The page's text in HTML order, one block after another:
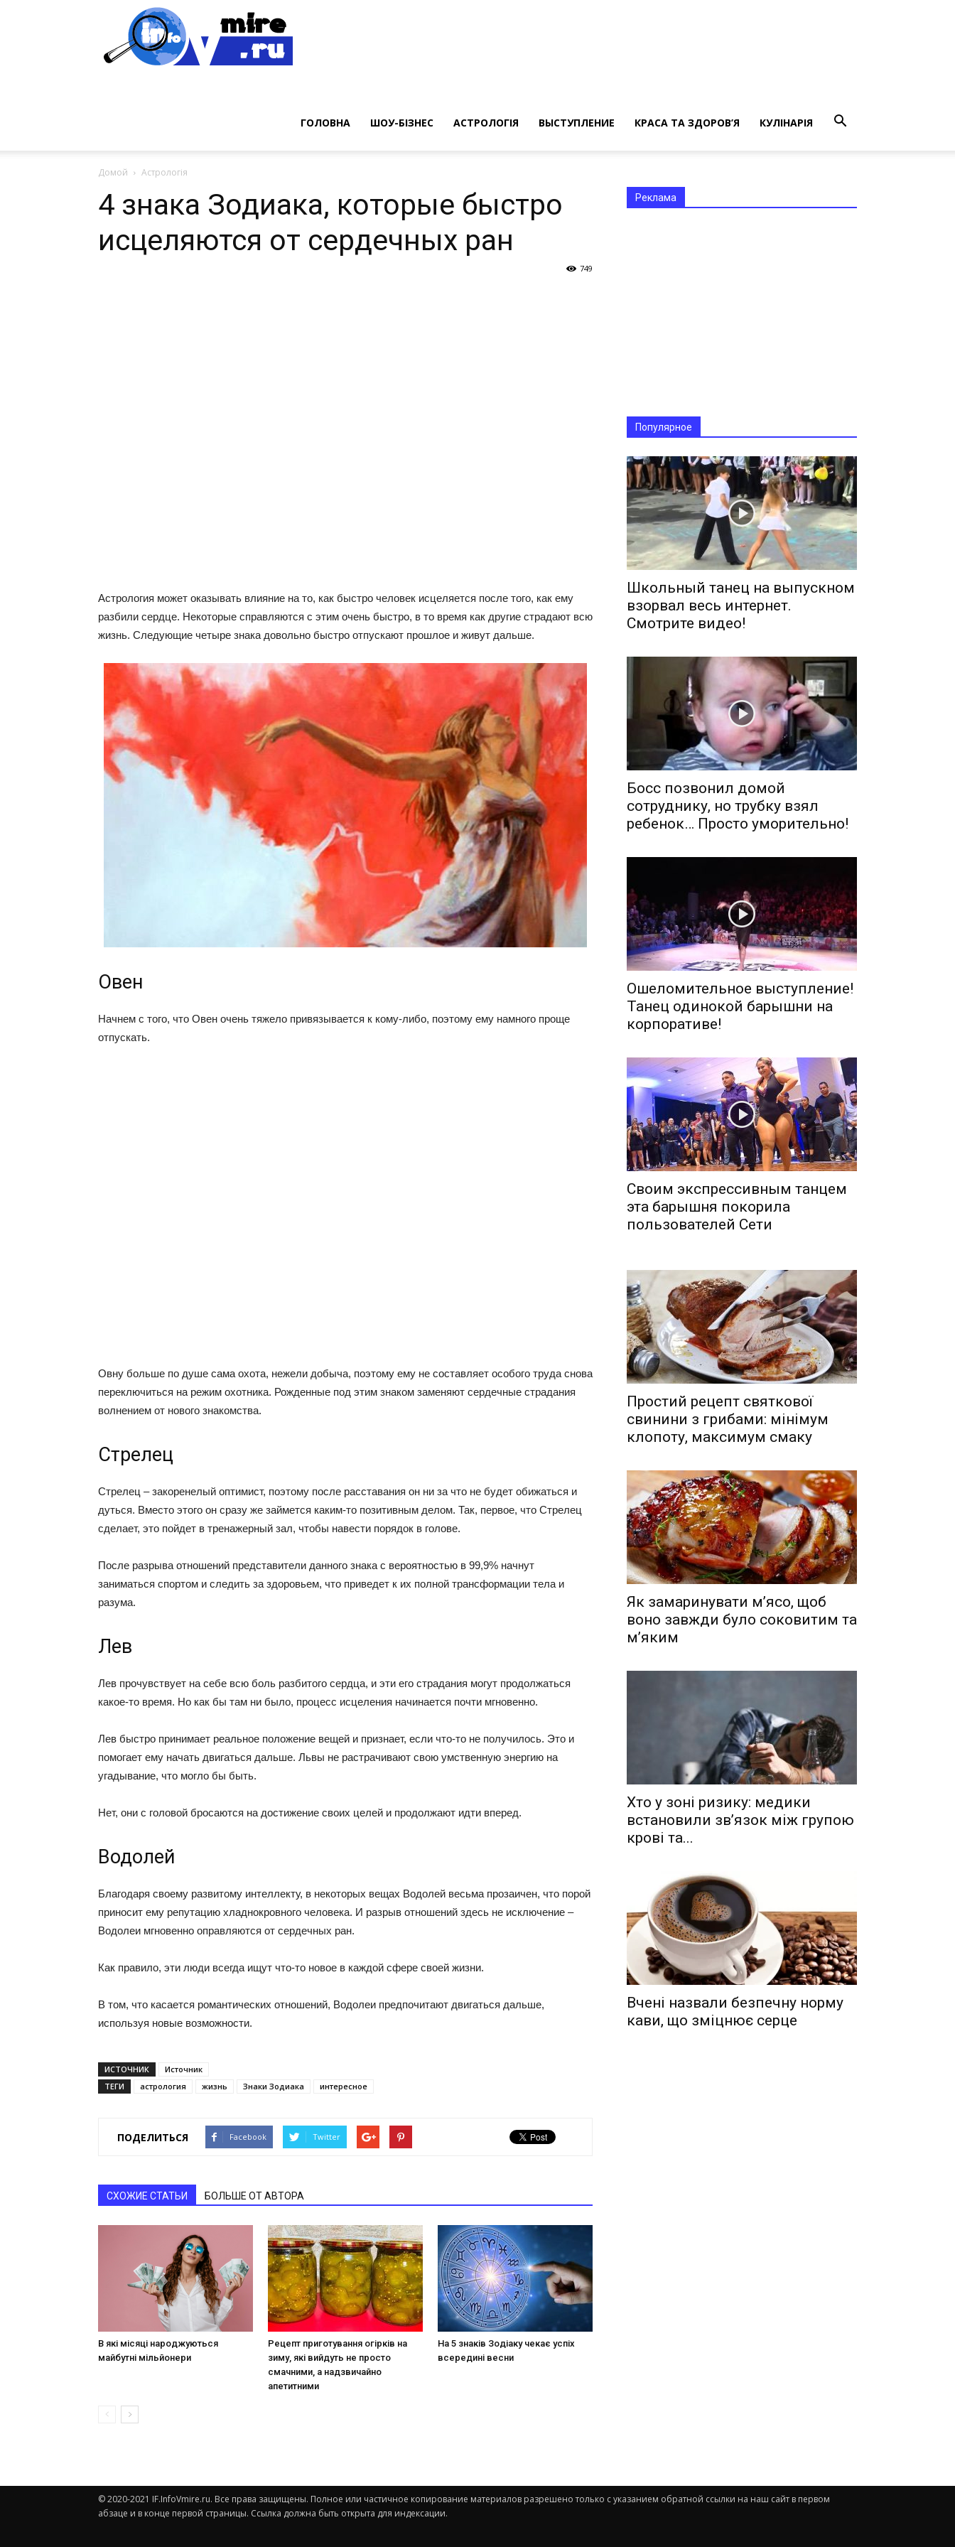
ГОЛОВНА ШОУ-БІЗНЕС АСТРОЛОГІЯ ВЫСТУПЛЕНИЕ КРАСА ТА ЗДОРОВ’Я КУЛІНАРІЯ
Домой Астрологія
4 знака Зодиака, которые быстро
исцеляются от сердечных ран
749
Астрология может оказывать влияние на то, как быстро человек исцеляется после того, как ему
разбили сердце. Некоторые справляются с этим очень быстро, в то время как другие страдают всю
жизнь. Следующие четыре знака довольно быстро отпускают прошлое и живут дальше.
Овен
Начнем с того, что Овен очень тяжело привязывается к кому-либо, поэтому ему намного проще
отпускать.
Овну больше по душе сама охота, нежели добыча, поэтому ему не составляет особого труда снова
переключиться на режим охотника. Рожденные под этим знаком заменяют сердечные страдания
волнением от нового знакомства.
Стрелец
Стрелец – закоренелый оптимист, поэтому после расставания он ни за что не будет обижаться и
дуться. Вместо этого он сразу же займется каким-то позитивным делом. Так, первое, что Стрелец
сделает, это пойдет в тренажерный зал, чтобы навести порядок в голове.
После разрыва отношений представители данного знака с вероятностью в 99,9% начнут
заниматься спортом и следить за здоровьем, что приведет к их полной трансформации тела и
разума.
Лев
Лев прочувствует на себе всю боль разбитого сердца, и эти его страдания могут продолжаться
какое-то время. Но как бы там ни было, процесс исцеления начинается почти мгновенно.
Лев быстро принимает реальное положение вещей и признает, если что-то не получилось. Это и
помогает ему начать двигаться дальше. Львы не растрачивают свою умственную энергию на
угадывание, что могло бы быть.
Нет, они с головой бросаются на достижение своих целей и продолжают идти вперед.
Водолей
Благодаря своему развитому интеллекту, в некоторых вещах Водолей весьма прозаичен, что порой
приносит ему репутацию хладнокровного человека. И разрыв отношений здесь не исключение –
Водолеи мгновенно оправляются от сердечных ран.
Как правило, эти люди всегда ищут что-то новое в каждой сфере своей жизни.
В том, что касается романтических отношений, Водолеи предпочитают двигаться дальше,
используя новые возможности.
ИСТОЧНИК
Источник
ТЕГИ
астрология жизнь Знаки Зодиака интересное
ПОДЕЛИТЬСЯ Facebook Twitter
СХОЖИЕ СТАТЬИ БОЛЬШЕ ОТ АВТОРА
В які місяці народжуються
майбутні мільйонери
Рецепт приготування огірків на
зиму, які вийдуть не просто
смачними, а надзвичайно
апетитними
На 5 знаків Зодіаку чекає успіх
всередині весни
Реклама
Популярное
Школьный танец на выпускном
взорвал весь интернет.
Смотрите видео!
Босс позвонил домой
сотруднику, но трубку взял
ребенок… Просто уморительно!
Ошеломительное выступление!
Танец одинокой барышни на
корпоративе!
Своим экспрессивным танцем
эта барышня покорила
пользователей Сети
Простий рецепт святкової
свинини з грибами: мінімум
клопоту, максимум смаку
Як замаринувати м’ясо, щоб
воно завжди було соковитим та
м’яким
Хто у зоні ризику: медики
встановили зв’язок між групою
крові та...
Вчені назвали безпечну норму
кави, що зміцнює серце
© 2020-2021 IF.InfoVmire.ru. Все права защищены. Полное или частичное копирование материалов разрешено только с указанием обратной ссылки на наш сайт в первом
абзаце и в конце первой страницы. Ссылка должна быть открыта для индексации.